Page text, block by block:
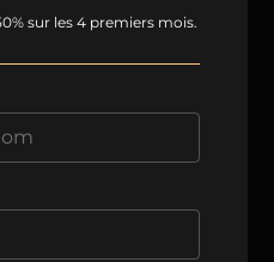
Condos Plans
sur les 4 premiers mois.